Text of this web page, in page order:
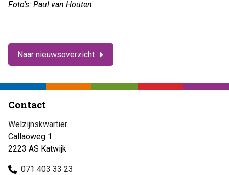
Foto's: Paul van Houten
Naar nieuwsoverzicht
Contact
Welzijnskwartier
Callaoweg 1
2223 AS Katwijk
071 403 33 23